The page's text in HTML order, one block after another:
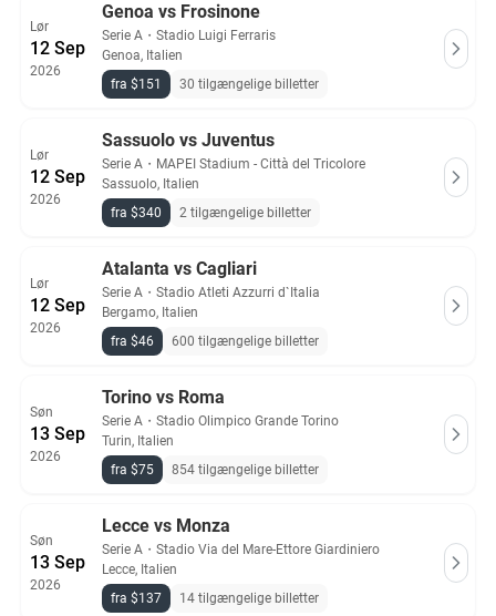
Lør
12 Sep
2026
Genoa vs Frosinone
Serie A ・ Stadio Luigi Ferraris
Genoa, Italien
fra $151
30 tilgængelige billetter
Lør
12 Sep
2026
Sassuolo vs Juventus
Serie A ・ MAPEI Stadium - Città del Tricolore
Sassuolo, Italien
fra $340
2 tilgængelige billetter
Lør
12 Sep
2026
Atalanta vs Cagliari
Serie A ・ Stadio Atleti Azzurri d`Italia
Bergamo, Italien
fra $46
600 tilgængelige billetter
Søn
13 Sep
2026
Torino vs Roma
Serie A ・ Stadio Olimpico Grande Torino
Turin, Italien
fra $75
854 tilgængelige billetter
Søn
13 Sep
2026
Lecce vs Monza
Serie A ・ Stadio Via del Mare-Ettore Giardiniero
Lecce, Italien
fra $137
14 tilgængelige billetter